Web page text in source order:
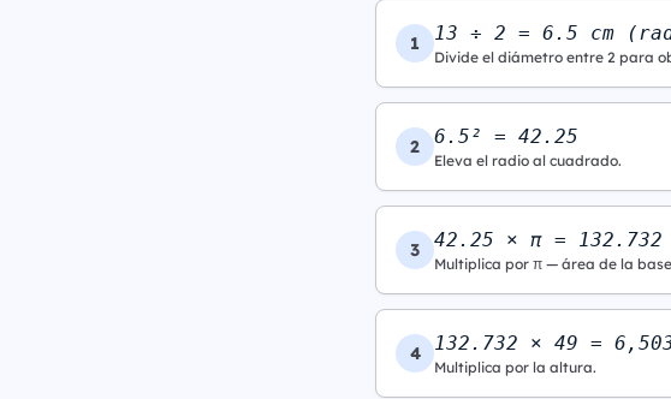
1 13 ÷ 2 = 6.5 cm
Divide el diámetro entre 2 para
2 6.5² = 42.25
Eleva el radio al cuadrado.
3 42.25 × π = 132.732
Multiplica por π — área de la
4 132.732 × 49 =
Multiplica por la altura.